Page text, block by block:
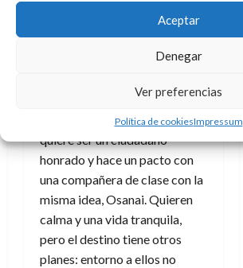
Aceptar
Denegar
Ver preferencias
Política de cookiesImpressum
El 6 de juliovolvemos al
instituto pero con vampiros.
Become Ordinary (Lapin
Track) Kobato decide que
quiere ser un ciudadano
honrado y hace un pacto con
una compañera de clase con la
misma idea, Osanai. Quieren
calma y una vida tranquila,
pero el destino tiene otros
planes: entorno a ellos no